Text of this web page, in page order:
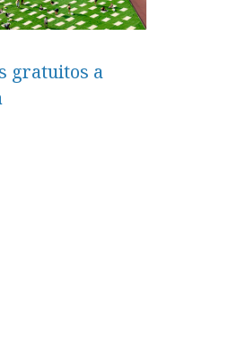
gratuitos a